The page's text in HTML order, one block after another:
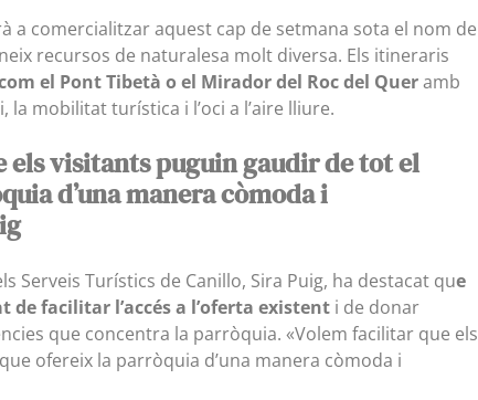
a comercialitzar aquest cap de setmana sota el nom de
recursos de naturalesa molt diversa. Els itineraris
el Pont Tibetà o el Mirador del Roc del Queramb
mobilitat turística i l’oci a l’aire lliure.
els visitants puguin gaudir de tot el
d’una manera còmoda i
Serveis Turístics de Canillo, Sira Puig, ha destacat que
facilitar l’accés a l’oferta existent i de donar
que concentra la parròquia. «Volem facilitar que els
ofereix la parròquia d’una manera còmoda i